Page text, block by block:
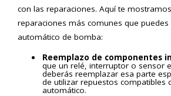
con las reparaciones. Aquí te
reparaciones más comunes que puedes
automático de bomba:
Reemplazo de componentes
que un relé, interruptor o sensor
deberás reemplazar esa parte
de utilizar repuestos compatibles
automático.